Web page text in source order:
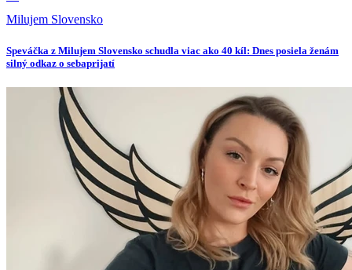
Milujem Slovensko
Speváčka z Milujem Slovensko schudla viac ako 40 kíl: Dnes posiela ženám
silný odkaz o sebaprijatí